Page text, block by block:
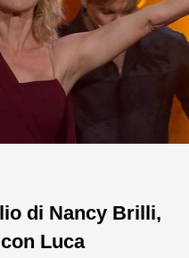
di Nancy Brilli,
Luca